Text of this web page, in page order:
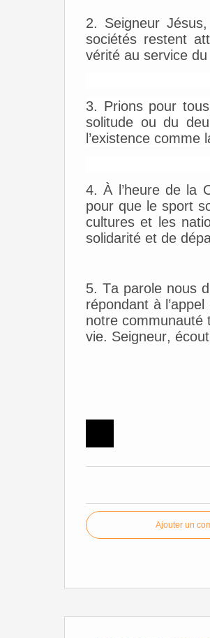
2. Seigneur
sociétés restent
vérité au service
3. Prions pour
solitude ou du
l’existence
4. À l’heure de la
pour que le sport
cultures et les
solidarité et de
5. Ta parole nous
répondant à
notre communauté
vie. Seigneur,
Ajouter un